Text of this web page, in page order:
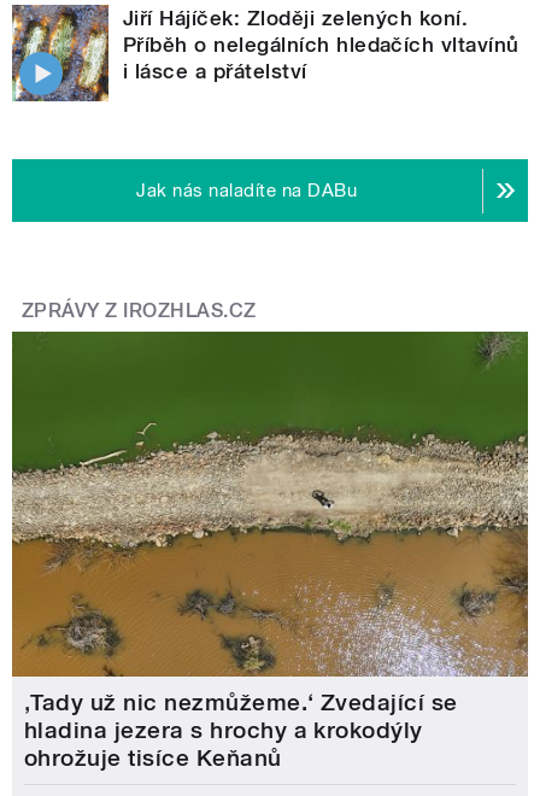
Jiří Hájíček: Zloději zelených koní.
Příběh o nelegálních hledačích vltavínů
i lásce a přátelství
Jak nás naladíte na DABu
ZPRÁVY Z IROZHLAS.CZ
‚Tady už nic nezmůžeme.‘ Zvedající se
hladina jezera s hrochy a krokodýly
ohrožuje tisíce Keňanů